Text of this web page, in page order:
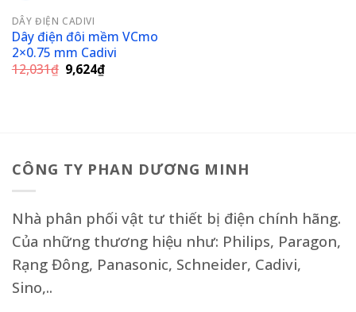
wishlist
DÂY ĐIỆN CADIVI
Dây điện đôi mềm VCmo
2×0.75 mm Cadivi
12,031₫ Giá
gốc
9,624₫Giá
CÔNG TY PHAN DƯƠNG MINH
Nhà phân phối vật tư thiết bị điện chính hãng.
Của những thương hiệu như: Philips, Paragon,
Rạng Đông, Panasonic, Schneider, Cadivi,
Sino,..